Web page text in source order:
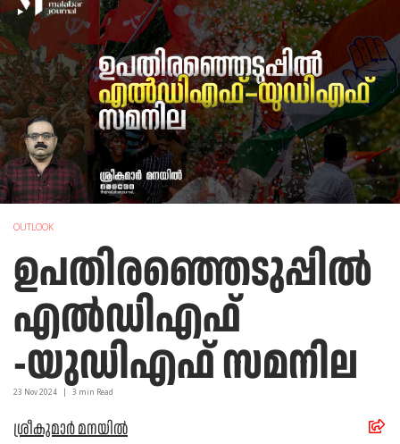
OUTLOOK
ഉപതിരഞ്ഞെടുപ്പിൽ
എൽഡിഎഫ്
-യുഡിഎഫ് സമനില
23 Nov 2024 3 min Read
ശ്രീകുമാർ മനയിൽ